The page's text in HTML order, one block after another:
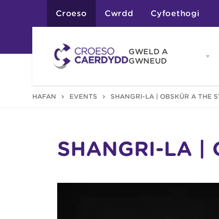
Croeso Cwrdd Cyfoethogi
GWELD A
GWNEUD
Atyniadau
Teithiau a
HAFAN EVENTS SHANGRI-LA | OBSKÜR A THE
SHANGRI-LA |